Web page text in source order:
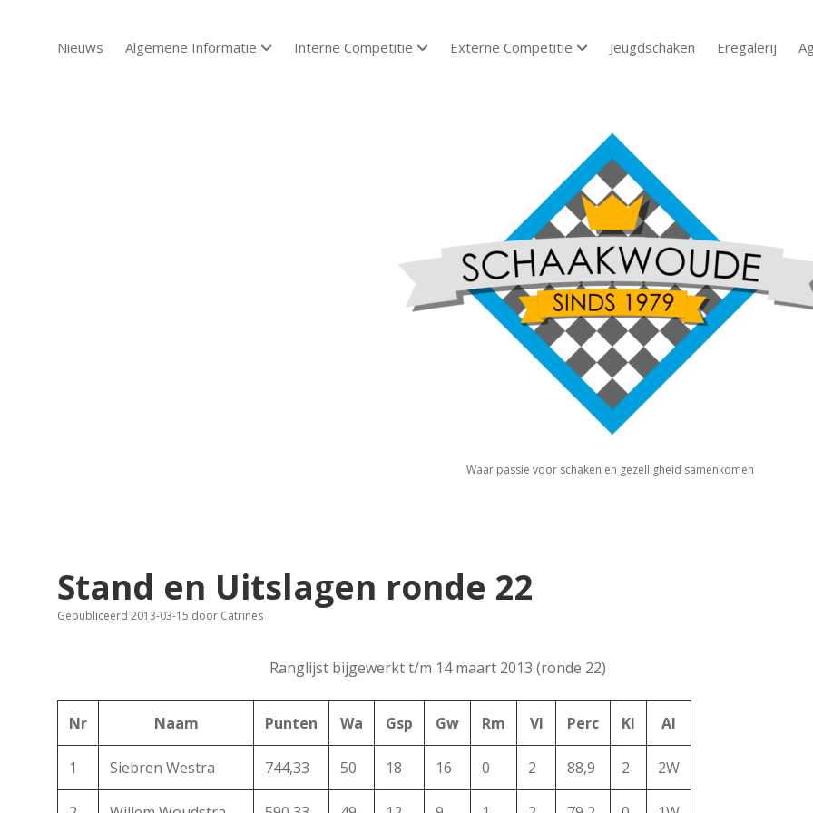
Nieuws Algemene Informatie open dropdown menu
Interne Competitie open dropdown menu
Externe Competitie open dropdown menu
Jeugdschaken Eregalerij
Schaakvereniging
Schaakwoude
Waar passie voor schaken en gezelligheid samenkomen
Stand en Uitslagen ronde 22
Gepubliceerd 2013-03-15 door Catrines
Ranglijst bijgewerkt t/m 14 maart 2013 (ronde 22)
Nr Naam Punten Wa Gsp Gw Rm Vl Perc Kl Al
1 Siebren Westra 744,33 50 18 16 0 2 88,9 2 2W